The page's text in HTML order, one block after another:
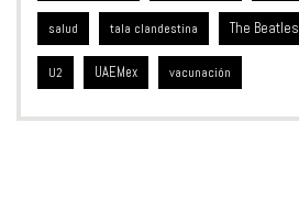
salud tala clandestina The Beatles
U2 UAEMex vacunación